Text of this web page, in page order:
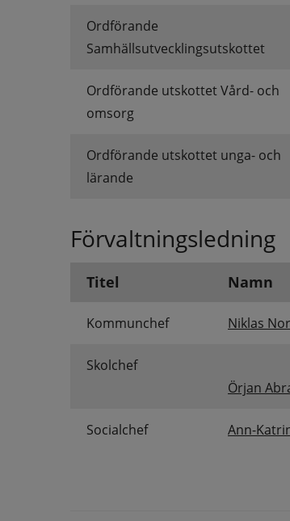
Ordförande
Samhällsutvecklingsutskottet
Ordförande utskottet Vård- och
omsorg
Ordförande utskottet unga- och
lärande
Förvaltningsledning
Titel Namn
Kommunchef Niklas
Skolchef
Örjan
Socialchef Ann-